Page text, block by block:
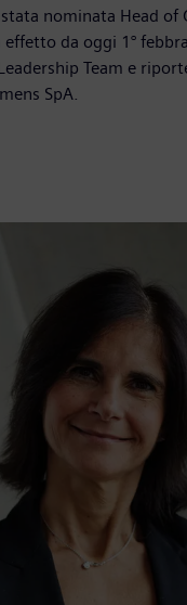
nominata Head of
effetto da oggi 1°
Team e
SpA.